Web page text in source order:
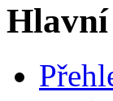
Hlavní